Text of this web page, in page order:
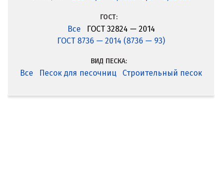
ГОСТ:
Все
ГОСТ 32824 — 2014
ГОСТ 8736 — 2014 (8736 — 93)
ВИД ПЕСКА:
Все Песок для песочниц Строительный песок